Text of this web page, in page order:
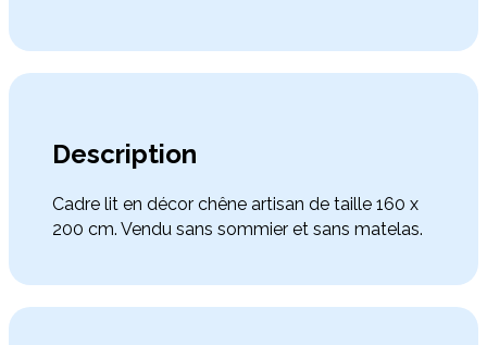
Description
Cadre lit en décor chêne artisan de taille 160 x
200 cm. Vendu sans sommier et sans matelas.